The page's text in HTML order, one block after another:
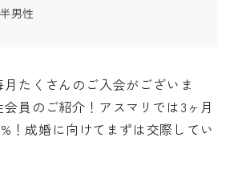
男性
たくさんのご入会がございま
員のご紹介！アスマリでは3ヶ月
！成婚に向けてまずは交際してい